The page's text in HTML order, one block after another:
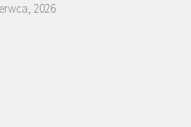
2026